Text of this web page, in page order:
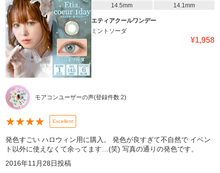
14.5mm
14.1mm
エティアクールワンデー
ミントソーダ
¥1,958
モアコンユーザーの声(登録件数:2)
★★★★ Excellent
発色すごい ハロウィン用に購入。 発色が良すぎて不自然で イベン
ト以外に使えなくて余ってます…(笑) 写真の通りの発色です。
2016年11月28日投稿